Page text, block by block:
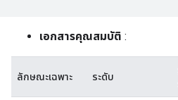
เอกสารคุณสมบัติ :
ลักษณะเฉพาะ ระดับ